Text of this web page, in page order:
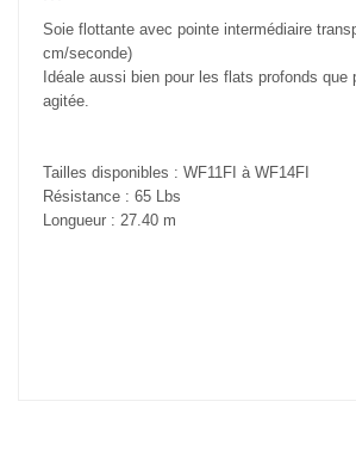
Soie flottante avec pointe intermédiaire
cm/seconde)
Idéale aussi bien pour les flats profonds que
agitée.
Tailles disponibles : WF11FI à WF14FI
Résistance : 65 Lbs
Longueur : 27.40 m